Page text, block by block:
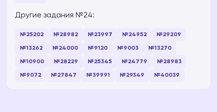
Другие задания №24:
№25202 №28982 №23997 №24952 №29209
№13262 №24000 №9120 №9003 №13270
№10900 №28229 №25345 №24779 №28983
№9072 №27847 №39991 №29349 №40039